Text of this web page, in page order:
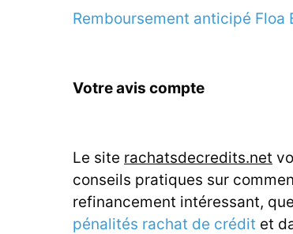
Remboursement anticipé Floa
Votre avis compte
Le site rachatsdecredits.net
conseils pratiques sur
refinancement intéressant,
pénalités rachat de crédit et